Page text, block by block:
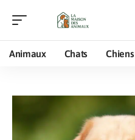
Animaux Chats Chiens